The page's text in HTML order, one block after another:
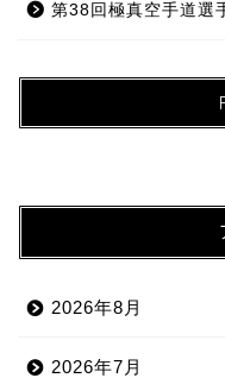
第38回極真空手道選
2026年8月
2026年7月